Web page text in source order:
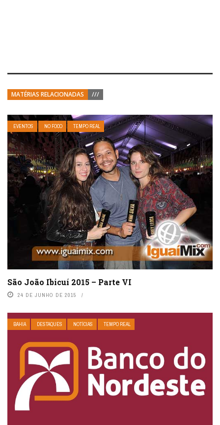
MATÉRIAS RELACIONADAS ///
EVENTOS NO FOCO TEMPO REAL
São João Ibicuí 2015 – Parte VI
24 DE JUNHO DE 2015
BAHIA DESTAQUES NOTÍCIAS TEMPO REAL